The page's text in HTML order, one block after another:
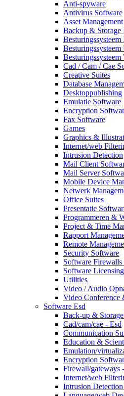
Anti-spyware
Antivirus Software
Asset Management
Backup & Storage
Cad / Cam / Cae
Creative Suites
Database
Desktoppublishing
Emulatie Software
Encryption
Fax Software
Games
Graphics &
Internet/web
Intrusion Detection
Mail Client
Mail Server
Mobile Device
Netwerk
Office Suites
Presentatie
Programmeren &
Project & Time
Rapport
Remote
Security Software
Software
Software
Utilities
Video / Audio
Video Conference
Software Esd
Back-up &
Cad/cam/cae - Esd
Communication
Education &
Emulation/
Encryption
Firewall/gateways
Internet/web
Intrusion Detection